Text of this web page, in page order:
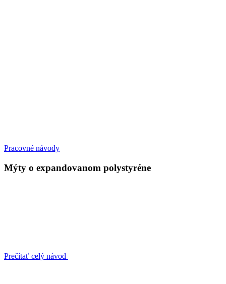
Pracovné návody
Mýty o expandovanom polystyréne
Prečítať celý návod